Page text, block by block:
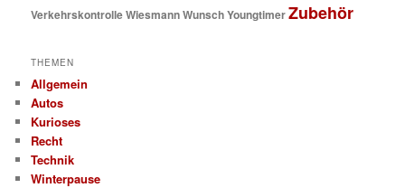
VerkehrskontrolleWiesmannWunschYoungtimerZubehör
THEMEN
Allgemein
Autos
Kurioses
Recht
Technik
Winterpause